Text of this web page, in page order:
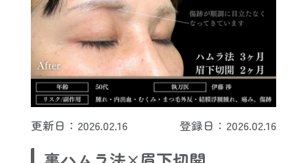
更新日：2026.02.16 登録日：2026.02.16